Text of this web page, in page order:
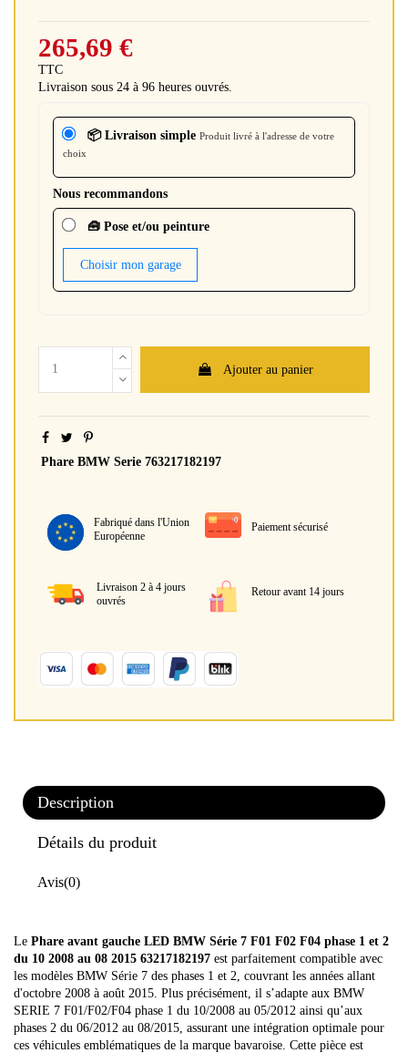
265,69 €
TTC
Livraison sous 24 à 96 heures ouvrés.
📦 Livraison simple Produit livré à l'adresse de votre
choix
Nous recommandons
🧰 Pose et/ou peinture
Choisir mon garage
Ajouter au panier
Phare BMW Serie 763217182197
Fabriqué dans l'Union
Européenne
Paiement sécurisé
Livraison 2 à 4 jours
ouvrés
Retour avant 14 jours
Description
Détails du produit
Avis(0)
Le Phare avant gauche LED BMW Série 7 F01 F02 F04 phase 1 et 2
du 10 2008 au 08 2015 63217182197 est parfaitement compatible avec
les modèles BMW Série 7 des phases 1 et 2, couvrant les années allant
d'octobre 2008 à août 2015. Plus précisément, il s’adapte aux BMW
SERIE 7 F01/F02/F04 phase 1 du 10/2008 au 05/2012 ainsi qu’aux
phases 2 du 06/2012 au 08/2015, assurant une intégration optimale pour
ces véhicules emblématiques de la marque bavaroise. Cette pièce est